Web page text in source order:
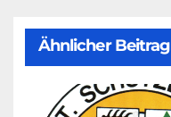
Ähnlicher Beitrag